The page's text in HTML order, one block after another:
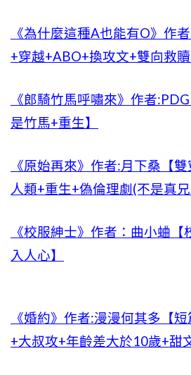
《為什麼這種A也能有O》作
+穿越+ABO+換攻文+雙向救贖
《郎騎竹馬呼嘯來》作者
是竹馬+重生】
《原始再來》作者:月下桑【
人類+重生+偽倫理劇(不是真兄
《校服紳士》作者：曲小蛐
入人心】
《婚約》作者:漫漫何其多【
+大叔攻+年齡差大於10歲+甜